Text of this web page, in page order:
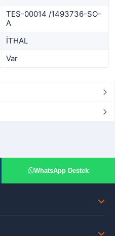
TES-00014 /1493736-SO-
A
İTHAL
Var
WhatsApp Destek